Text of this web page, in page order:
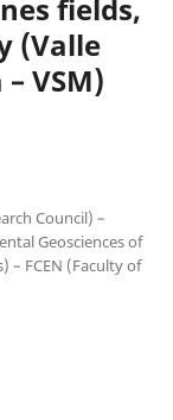
fields,
(Valle
VSM)
Council) –
Geosciences of
– FCEN (Faculty of